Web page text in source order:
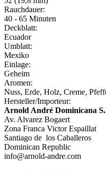
Rauchdauer:
40 - 65 Minuten
Deckblatt:
Ecuador
Umblatt:
Mexiko
Einlage:
Geheim
Aromen:
Nuss, Erde, Holz, Creme,
Hersteller/Importeur:
Arnold André Dominicana
Av. Alvarez Bogaert
Zona Franca Victor Espaillat
Santiago de los Caballeros
Dominican Republic
info@arnold-andre.com